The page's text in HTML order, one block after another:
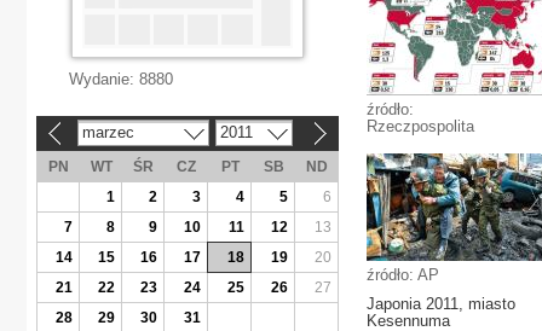
źródło:
Rzeczpospolita
źródło: AP
Japonia 2011, miasto
Kesennuma
Wydanie: 8880
marzec 2011
PN WT ŚR CZ PT SB
ND
1
2 3 4 5
6
7
8 9 10 11 12
13
14
15 16 17 18 19
20
21
22 23 24 25 26
27
28
29 30 31